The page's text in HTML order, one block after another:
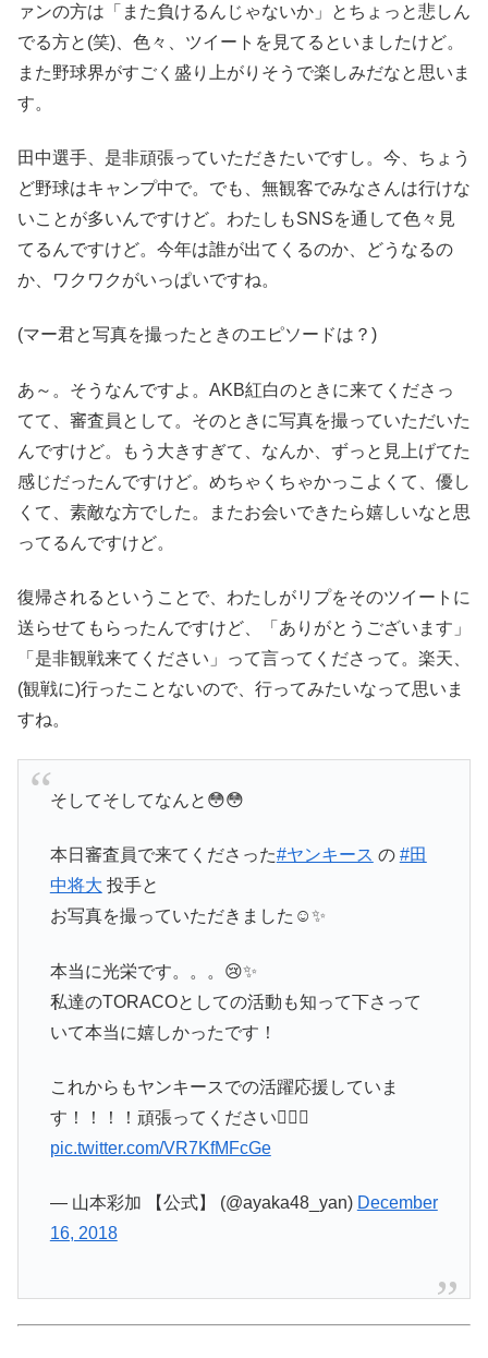
ァンの方は「また負けるんじゃないか」とちょっと悲しん
でる方と(笑)、色々、ツイートを見てるといましたけど。
また野球界がすごく盛り上がりそうで楽しみだなと思いま
す。
田中選手、是非頑張っていただきたいですし。今、ちょう
ど野球はキャンプ中で。でも、無観客でみなさんは行けな
いことが多いんですけど。わたしもSNSを通して色々見
てるんですけど。今年は誰が出てくるのか、どうなるの
か、ワクワクがいっぱいですね。
(マー君と写真を撮ったときのエピソードは？)
あ～。そうなんですよ。AKB紅白のときに来てくださっ
てて、審査員として。そのときに写真を撮っていただいた
んですけど。もう大きすぎて、なんか、ずっと見上げてた
感じだったんですけど。めちゃくちゃかっこよくて、優し
くて、素敵な方でした。またお会いできたら嬉しいなと思
ってるんですけど。
復帰されるということで、わたしがリプをそのツイートに
送らせてもらったんですけど、「ありがとうございます」
「是非観戦来てください」って言ってくださって。楽天、
(観戦に)行ったことないので、行ってみたいなって思いま
すね。
そしてそしてなんと😳😳
本日審査員で来てくださった#ヤンキース の #田
中将大 投手と
お写真を撮っていただきました☺️✨
本当に光栄です。。。😢✨
私達のTORACOとしての活動も知って下さって
いて本当に嬉しかったです！
これからもヤンキースでの活躍応援していま
す！！！！頑張ってください🙇‍♀️✨
pic.twitter.com/VR7KfMFcGe
— 山本彩加 【公式】 (@ayaka48_yan) December
16, 2018